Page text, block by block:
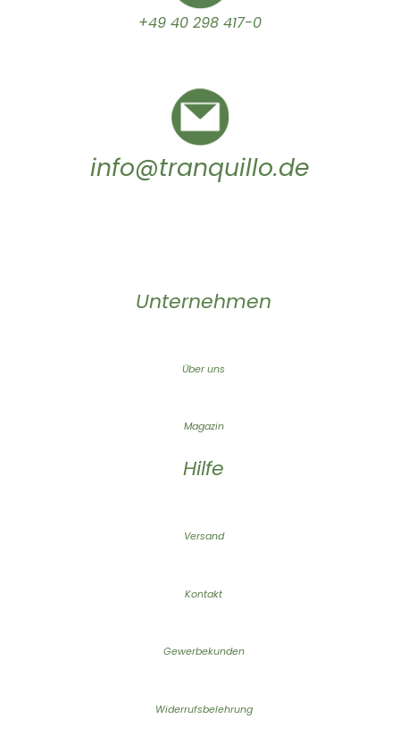
+49 40 298 417-0
info@tranquillo.de
Unternehmen
Über uns
Magazin
Hilfe
Versand
Kontakt
Gewerbekunden
Widerrufsbelehrung